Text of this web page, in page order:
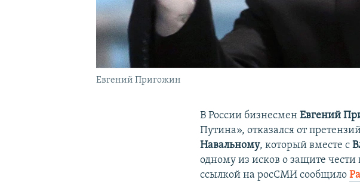
Евгений Пригожин
В России бизнесменЕвгений
Путина», отказался от
Навальному, который вместе с
одному из исков о защите
ссылкой на росСМИ сообщило